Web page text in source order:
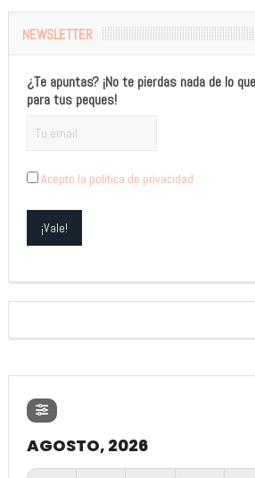
NEWSLETTER
¿Te apuntas? ¡No te pierdas nada de lo
para tus peques!
Acepto la política de privacidad
AGOSTO, 2026